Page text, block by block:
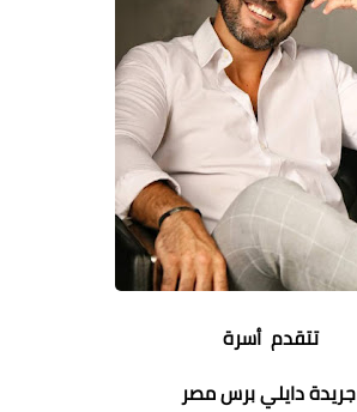
تتقدم أسرة
جريدة دايلي برس مصر